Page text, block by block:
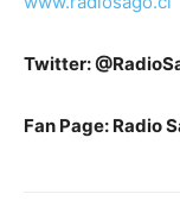
Twitter:
Fan Page: Radio